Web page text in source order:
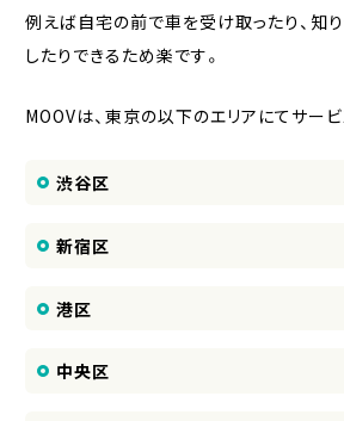
例えば自宅の前で車を受け取ったり、知
したりできるため楽です。
MOOVは、東京の以下のエリアにてサー
渋谷区
新宿区
港区
中央区